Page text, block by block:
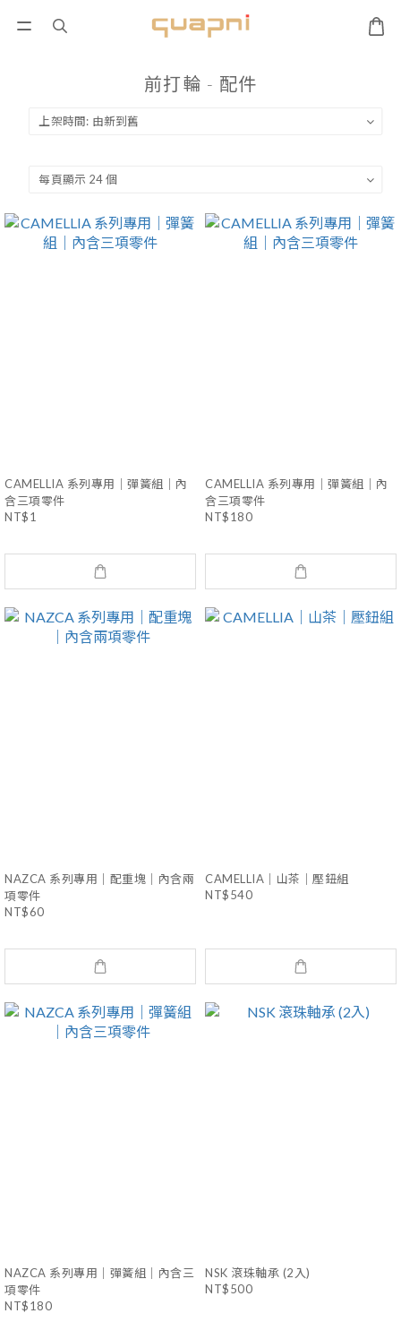
前打輪 - 配件
CAMELLIA 系列專用｜彈簧組｜內
含三項零件
NT$1
CAMELLIA 系列專用｜彈簧組｜內
含三項零件
NT$180
NAZCA 系列專用｜配重塊｜內含兩
項零件
NT$60
CAMELLIA｜山茶｜壓鈕組
NT$540
NAZCA 系列專用｜彈簧組｜內含三
項零件
NT$180
NSK 滾珠軸承 (2入)
NT$500